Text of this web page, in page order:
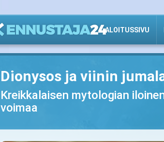
ALOITUSSIVU
Dionysos ja viinin
Kreikkalaisen mytologian
voimaa